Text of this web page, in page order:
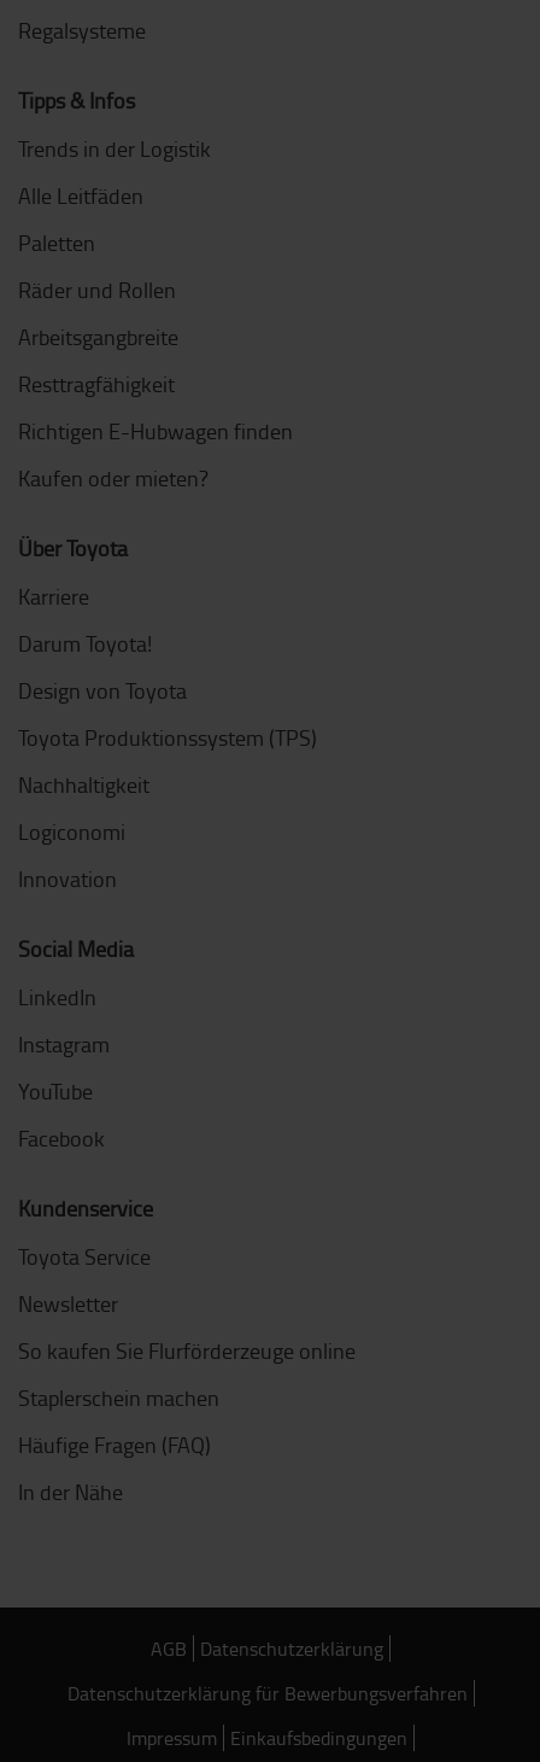
Regalsysteme
Tipps & Infos
Trends in der Logistik
Alle Leitfäden
Paletten
Räder und Rollen
Arbeitsgangbreite
Resttragfähigkeit
Richtigen E-Hubwagen finden
Kaufen oder mieten?
Über Toyota
Karriere
Darum Toyota!
Design von Toyota
Toyota Produktionssystem (TPS)
Nachhaltigkeit
Logiconomi
Innovation
Social Media
LinkedIn
Instagram
YouTube
Facebook
Kundenservice
Toyota Service
Newsletter
So kaufen Sie Flurförderzeuge online
Staplerschein machen
Häufige Fragen (FAQ)
In der Nähe
AGB Datenschutzerklärung
Datenschutzerklärung für Bewerbungsverfahren
Impressum Einkaufsbedingungen